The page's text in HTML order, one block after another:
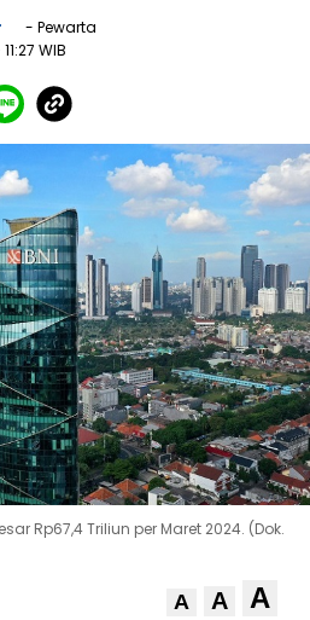
- Pewarta
WIB
Rp67,4 Triliun per Maret 2024. (Dok.
A A A